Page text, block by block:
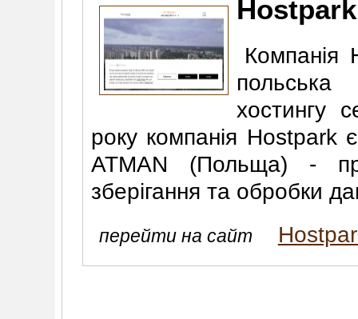
Компанія
хостингу
року компанія Hostpark
ATMAN (Польща) -
зберігання та обробки
перейти на сайт